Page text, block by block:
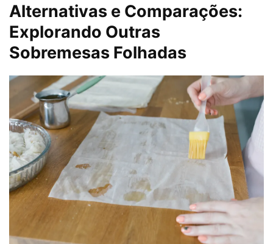
Alternativas e Comparações:
Explorando Outras
Sobremesas Folhadas